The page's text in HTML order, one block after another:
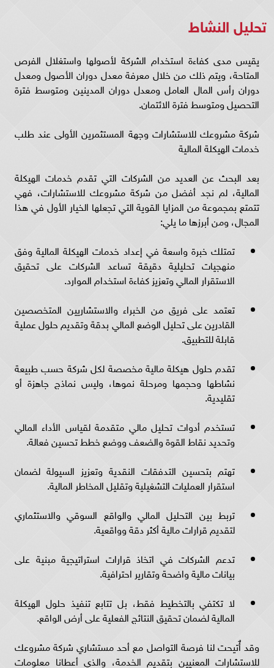
تحليل النشاط
يقيس مدى كفاءة استخدام الشركة لأصولها واستغلال الفرص
المتاحة، ويتم ذلك من خلال معرفة معدل دوران الأصول ومعدل
دوران رأس المال العامل ومعدل دوران المدينين ومتوسط فترة
التحصيل ومتوسط فترة الائتمان.
شركة مشروعك للاستشارات وجهة المستثمرين الأولى عند طلب
خدمات الهيكلة المالية
بعد البحث عن العديد من الشركات التي تقدم خدمات الهيكلة
المالية، لم نجد أفضل من شركة مشروعك للاستشارات، فهي
تتمتع بمجموعة من المزايا القوية التي تجعلها الخيار الأول في هذا
المجال، ومن أبرزها ما يلي:
تمتلك خبرة واسعة في إعداد خدمات الهيكلة المالية وفق
منهجيات تحليلية دقيقة تساعد الشركات على تحقيق
الاستقرار المالي وتعزيز كفاءة استخدام الموارد.
تعتمد على فريق من الخبراء والاستشاريين المتخصصين
القادرين على تحليل الوضع المالي بدقة وتقديم حلول عملية
قابلة للتطبيق.
تقدم حلول هيكلة مالية مخصصة لكل شركة حسب طبيعة
نشاطها وحجمها ومرحلة نموها، وليس نماذج جاهزة أو
تقليدية.
تستخدم أدوات تحليل مالي متقدمة لقياس الأداء المالي
وتحديد نقاط القوة والضعف ووضع خطط تحسين فعالة.
تهتم بتحسين التدفقات النقدية وتعزيز السيولة لضمان
استقرار العمليات التشغيلية وتقليل المخاطر المالية.
تربط بين التحليل المالي والواقع السوقي والاستثماري
لتقديم قرارات مالية أكثر دقة وواقعية.
تدعم الشركات في اتخاذ قرارات استراتيجية مبنية على
بيانات مالية واضحة وتقارير احترافية.
لا تكتفي بالتخطيط فقط، بل تتابع تنفيذ حلول الهيكلة
المالية لضمان تحقيق النتائج الفعلية على أرض الواقع.
وقد أٌتيحت لنا فرصة التواصل مع أحد مستشاري شركة مشروعك
للاستشارات المعنيين بتقديم الخدمة، والذي أعطانا معلومات